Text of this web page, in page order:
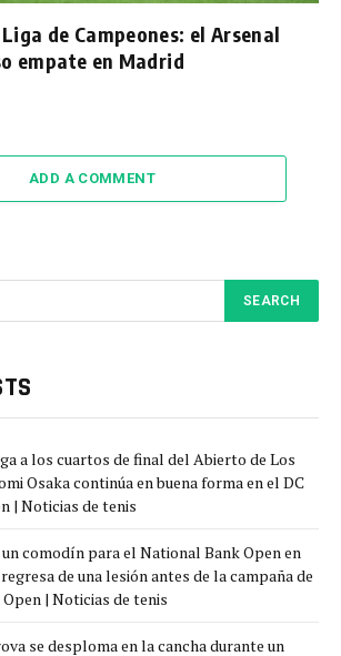
de Campeones: el Arsenal
empate en Madrid
ADD A COMMENT
a los cuartos de final del Abierto de Los
Osaka continúa en buena forma en el DC
| Noticias de tenis
comodín para el National Bank Open en
de una lesión antes de la campaña de
| Noticias de tenis
se desploma en la cancha durante un